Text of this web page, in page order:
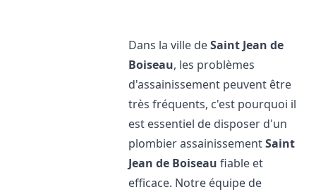
Dans la ville deSaint Jean de
Boiseau, les problèmes
d'assainissement peuvent être
très fréquents, c'est pourquoi il
est essentiel de disposer d'un
plombier assainissementSaint
Jean de Boiseau fiable et
efficace. Notre équipe de